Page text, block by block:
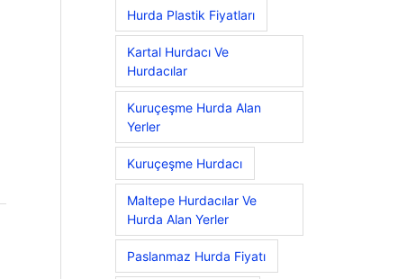
Hurda Plastik Fiyatları
Kartal Hurdacı Ve
Hurdacılar
Kuruçeşme Hurda Alan
Yerler
Kuruçeşme Hurdacı
Maltepe Hurdacılar Ve
Hurda Alan Yerler
Paslanmaz Hurda Fiyatı